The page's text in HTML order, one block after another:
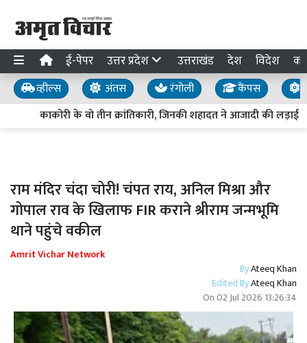
ई-पेपर उत्तर प्रदेश उत्तराखंड देश विदेश
व्हील्स अंतस रंगोली कैंपस
काकोरी के वो तीन क्रांतिकारी, जिनकी शहादत ने आजादी की लड़ाई
राम मंदिर चंदा चोरी! चंपत राय, अनिल मिश्रा और
गोपाल राव के खिलाफ FIR कराने श्रीराम जन्मभूमि
थाने पहुंचे वकील
Amrit Vichar Network
ByAteeq Khan
Edited ByAteeq Khan
On02 Jul 2026 13:26:34